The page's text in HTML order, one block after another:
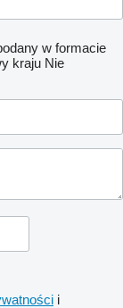
w formacie
kraju Nie
i